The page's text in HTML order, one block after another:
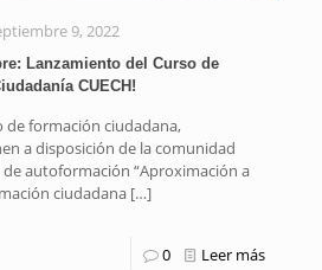
9, 2022
Lanzamiento del Curso de
CUECH!
de formación ciudadana,
a disposición de la comunidad
autoformación “Aproximación a
ciudadana […]
0 Leer más